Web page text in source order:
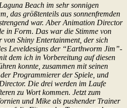
Beach im sehr sonnigen
das größtenteils aus sonnenfremden
war. Aber Animation Director
in Form. Das war die Stimme von
Shiny Entertainment, der sich
Leveldesigns der “Earthworm Jim”-
dem ich in Vorbereitung auf diesen
konnte, zusammen mit seinen
Programmierer der Spiele, und
Die drei werden im Laufe
zu Wort kommen. Jetzt zum
und Mike als pushender Trainer